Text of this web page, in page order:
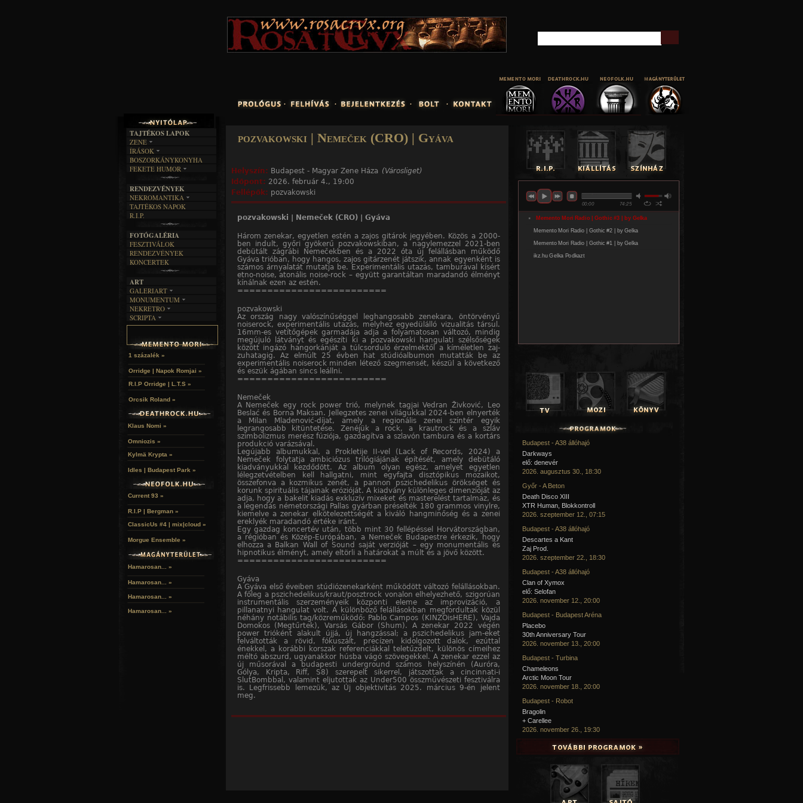
pozvakowski | Nemeček (CRO) | Gyáva
Helyszín: Budapest - Magyar Zene Háza (Városliget)
Időpont: 2026. február 4., 19:00
Fellépők: pozvakowski
pozvakowski | Nemeček (CRO) | Gyáva
Három zenekar, egyetlen estén a zajos gitárok jegyében. Közös a 2000-
ben indult, győri gyökerű pozvakowskiban, a nagylemezzel 2021-ben
debütált zágrábi Nemečekben és a 2022 óta új felállásban működő
Gyáva trióban, hogy hangos, zajos gitárzenét játszik, annak egyenként is
számos árnyalatát mutatja be. Experimentális utazás, tamburával kísért
etno-noise, atonális noise-rock – együtt garantáltan maradandó élményt
kínálnak ezen az estén.
=========================
pozvakowski
Az ország nagy valószínűséggel leghangosabb zenekara, öntörvényű
noiserock, experimentális utazás, melyhez egyedülálló vizualitás társul.
16mm-es vetítőgépek garmadája adja a folyamatosan változó, mindig
megújuló látványt és egészíti ki a pozvakowski hangulati szélsőségek
között ingázó hangorkánját a túlcsorduló érzelmektől a kíméletlen zaj-
zuhatagig. Az elmúlt 25 évben hat stúdióalbumon mutatták be az
experimentális noiserock minden létező szegmensét, készül a következő
és eszük ágában sincs leállni.
=========================
Nemeček
A Nemeček egy rock power trió, melynek tagjai Vedran Živković, Leo
Beslać és Borna Maksan. Jellegzetes zenei világukkal 2024-ben elnyerték
a Milan Mladenović-díjat, amely a regionális zenei színtér egyik
legrangosabb kitüntetése. Zenéjük a rock, a krautrock és a szláv
szimbolizmus merész fúziója, gazdagítva a szlavón tambura és a kortárs
produkció varázsával.
Legújabb albumukkal, a Prokletije II-vel (Lack of Records, 2024) a
Nemeček folytatja ambiciózus trilógiájának építését, amely debütáló
kiadványukkal kezdődött. Az album olyan egész, amelyet egyetlen
lélegzetvételben kell hallgatni, mint egyfajta disztópikus mozaikot,
összefonva a kozmikus zenét, a pannon pszichedelikus örökséget és
korunk spirituális tájainak erózióját. A kiadvány különleges dimenzióját az
adja, hogy a bakelit kiadás exkluzív mixeket és masterelést tartalmaz, és
a legendás németországi Pallas gyárban préselték 180 grammos vinylre,
kiemelve a zenekar elkötelezettségét a kiváló hangminőség és a zenei
ereklyék maradandó értéke iránt.
Egy gazdag koncertév után, több mint 30 fellépéssel Horvátországban,
a régióban és Közép-Európában, a Nemeček Budapestre érkezik, hogy
elhozza a Balkan Wall of Sound saját verzióját – egy monumentális és
hipnotikus élményt, amely eltörli a határokat a múlt és a jövő között.
=========================
Gyáva
A Gyáva első éveiben stúdiózenekarként működött változó felállásokban.
A főleg a pszichedelikus/kraut/posztrock vonalon elhelyezhető, szigorúan
instrumentális szerzeményeik központi eleme az improvizáció, a
pillanatnyi hangulat volt. A különböző felállásokban megfordultak közül
néhány notábilis tag/közreműködő: Pablo Campos (KINZOisHERE), Vajda
Domokos (Megtűrtek), Varsás Gábor (Shum). A zenekar 2022 végén
power trióként alakult újjá, új hangzással; a pszichedelikus jam-eket
felváltották a rövid, fókuszált, precízen kidolgozott dalok, ezúttal
énekkel, a korábbi korszak referenciákkal teletűzdelt, különös címeihez
méltó abszurd, ugyanakkor húsba vágó szövegekkel. A zenekar ezzel az
új műsorával a budapesti underground számos helyszínén (Auróra,
Gólya, Kripta, Riff, S8) szerepelt sikerrel, játszottak a cincinnati-i
SlutBombbal, valamint eljutottak az Under500 összművészeti fesztiválra
is. Legfrissebb lemezük, az Új objektivitás 2025. március 9-én jelent
meg.
TAJTÉKOS LAPOK
ZENE
EGYÜTTESEK
INTERJÚK
FORDÍTÁSOK
DALSZÖVEGEK
ÍRÁSOK
IRODALOM
FILM
MŰVÉSZET
ÍRÁSTÖRTÉNET
BOSZORKÁNYKONYHA
FEKETE HUMOR
SZÖVEGES
RENDEZVÉNYEK
NEKROMANTIKA
AKTUÁLIS
A MÚLT
TAJTÉKOS NAPOK
R.I.P.
FOTÓGALÉRIA
FESZTIVÁLOK
RENDEZVÉNYEK
KONCERTEK
ART
GALERIART
ARTGALERI
KÉPREGÉNYEK
LAKÁSKULTS
MONUMENTUM
TEMETŐK
TEMPLOMOK
HELYEK
NEKRETRO
SZUBKULT
RELIKVIÁK
SCRIPTA
NOVELLÁK
HALÁLTÁNC
1 százalék »
Orridge | Napok Romjai »
R.I.P Orridge | L.T.S »
Orcsik Roland »
Klaus Nomi »
Omniozis »
Kylmä Krypta »
Idles | Budapest Park »
Current 93 »
R.I.P | Bergman »
ClassicUs #4 | mix|cloud »
Morgue Ensemble »
Hamarosan... »
Hamarosan... »
Hamarosan... »
Hamarosan... »
Budapest - A38 állóhajó
Darkways
elő: denevér
2026. augusztus 30., 18:30
Győr - A Beton
Death Disco XIII
XTR Human, Blokkontroll
2026. szeptember 12., 07:15
Budapest - A38 állóhajó
Descartes a Kant
Zaj Prod.
2026. szeptember 22., 18:30
Budapest - A38 állóhajó
Clan of Xymox
elő: Selofan
2026. november 12., 20:00
Budapest - Budapest Aréna
Placebo
30th Anniversary Tour
2026. november 13., 20:00
Budapest - Turbina
Chameleons
Arctic Moon Tour
2026. november 18., 20:00
Budapest - Robot
Bragolin
+ Carellee
2026. november 26., 19:30